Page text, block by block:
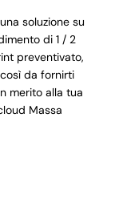
soluzione su
di 1 / 2
preventivato,
da fornirti
merito alla tua
Massa